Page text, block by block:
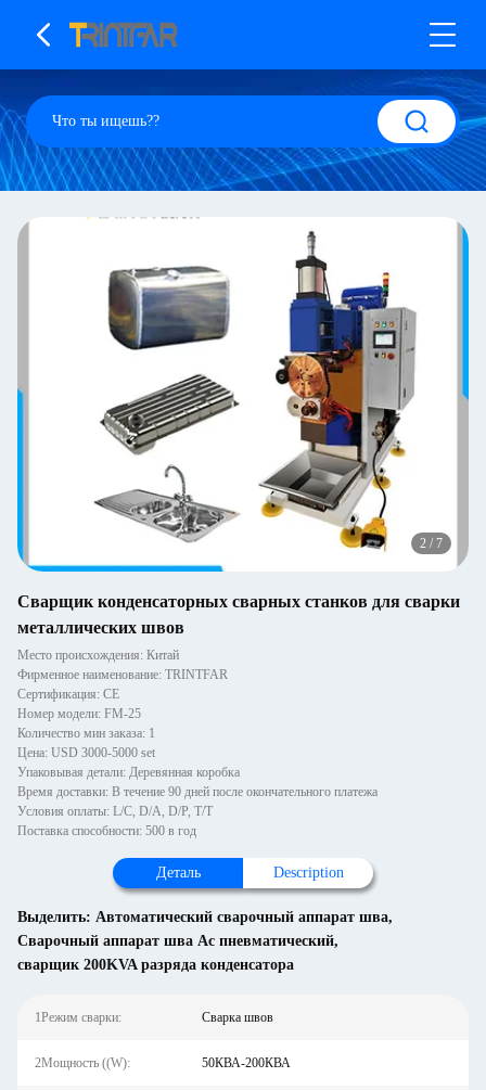
2 / 7
Сварщик конденсаторных сварных станков для сварки
металлических швов
Место происхождения: Китай
Фирменное наименование: TRINTFAR
Сертификация: CE
Номер модели: FM-25
Количество мин заказа: 1
Цена: USD 3000-5000 set
Упаковывая детали: Деревянная коробка
Время доставки: В течение 90 дней после окончательного платежа
Условия оплаты: L/C, D/A, D/P, T/T
Поставка способности: 500 в год
Деталь Description
Выделить: Автоматический сварочный аппарат шва,
Сварочный аппарат шва Ac пневматический,
сварщик 200KVA разряда конденсатора
1Режим сварки: Сварка швов
2Мощность ((W): 50КВА-200КВА